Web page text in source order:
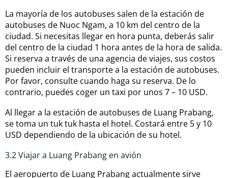
La mayoría de los autobuses salen de la estación de
autobuses de Nuoc Ngam, a 10 km del centro de la
ciudad. Si necesitas llegar en hora punta, deberás salir
del centro de la ciudad 1 hora antes de la hora de salida.
Si reserva a través de una agencia de viajes, sus costos
pueden incluir el transporte a la estación de autobuses.
Por favor, consulte cuando haga su reserva. De lo
contrario, puedes coger un taxi por unos 7 – 10 USD.
Al llegar a la estación de autobuses de Luang Prabang,
se toma un tuk tuk hasta el hotel. Costará entre 5 y 10
USD dependiendo de la ubicación de su hotel.
3.2 Viajar a Luang Prabang en avión
El aeropuerto de Luang Prabang actualmente sirve